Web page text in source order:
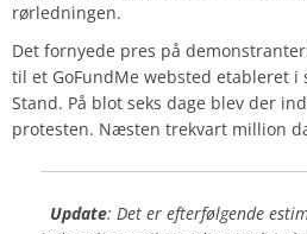
rørledningen.
Det fornyede pres på
til et GoFundMe websted etableret i
Stand. På blot seks dage blev der
protesten. Næsten trekvart million
Update: Det er efterfølgende